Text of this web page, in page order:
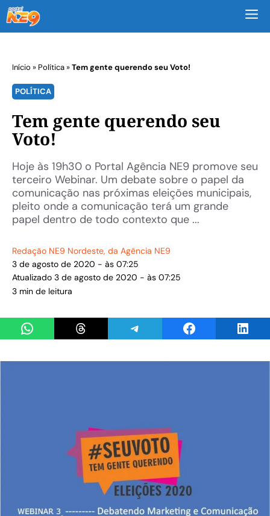
Início » Política»Tem gente querendo seu Voto!
POLÍTICA
Tem gente querendo seu
Voto!
Hoje às 19h30 o Portal Agência NE9 promove seu
terceiro Webinar. Um debate sobre o papel da
comunicação nas próximas eleições municipais,
pleito onde a comunicação terá um grande
papel dentro de todo contexto que ...
Redação NE9 Nordeste, da Agência NE9
3 de agosto de 2020 - às 07:25
Atualizado 3 de agosto de 2020 - às 07:25
3 min de leitura
Share on WhatsAppShare on ThreadsShare on TelegramShare on Facebook